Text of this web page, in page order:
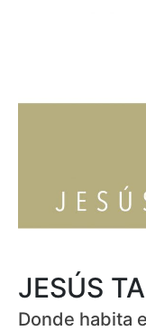
JESÚS
Donde habita